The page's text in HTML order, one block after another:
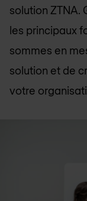
solution ZTNA.
les principaux
sommes en
solution et de
votre